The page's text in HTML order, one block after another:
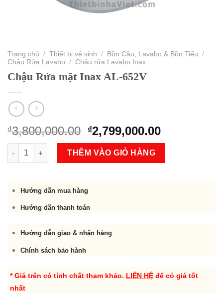
Trang chủ / Thiết bị vệ sinh / Bồn Cầu, Lavabo & Bồn Tiểu
/
Chậu Rửa Lavabo
/ Chậu rửa Lavabo Inax
Chậu Rửa mặt Inax AL-652V
₫3,800,000.00 Original
price
was:
₫3,800,000.00.
₫2,799,000.00Current
price
Chậu Rửa mặt Inax AL-652V số lượng
THÊM VÀO GIỎ HÀNG
Hướng dẫn mua hàng
Hướng dẫn thanh toán
Hướng dẫn giao & nhận hàng
Chính sách bảo hành
* Giá trên có tính chất tham khảo. LIÊN HỆ để có giá tốt
nhất